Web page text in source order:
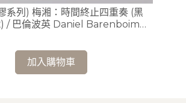
終止四重奏 (黑
加入購物車